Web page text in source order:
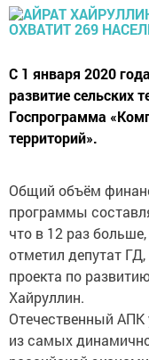
С 1 января 2020
развитие сельских
Госпрограмма
территорий».
Общий объём
программы
что в 12 раз
отметил депутат
проекта по
Хайруллин.
Отечественный АПК
из самых